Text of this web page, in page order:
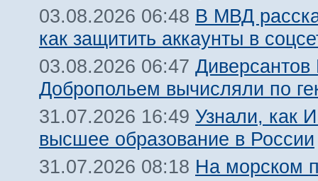
03.08.2026 06:48 В МВД
как защитить аккаунты в
03.08.2026 06:47
Добропольем вычисляли по
31.07.2026 16:49 Узнали, как
высшее образование в России
31.07.2026 08:18 На морском